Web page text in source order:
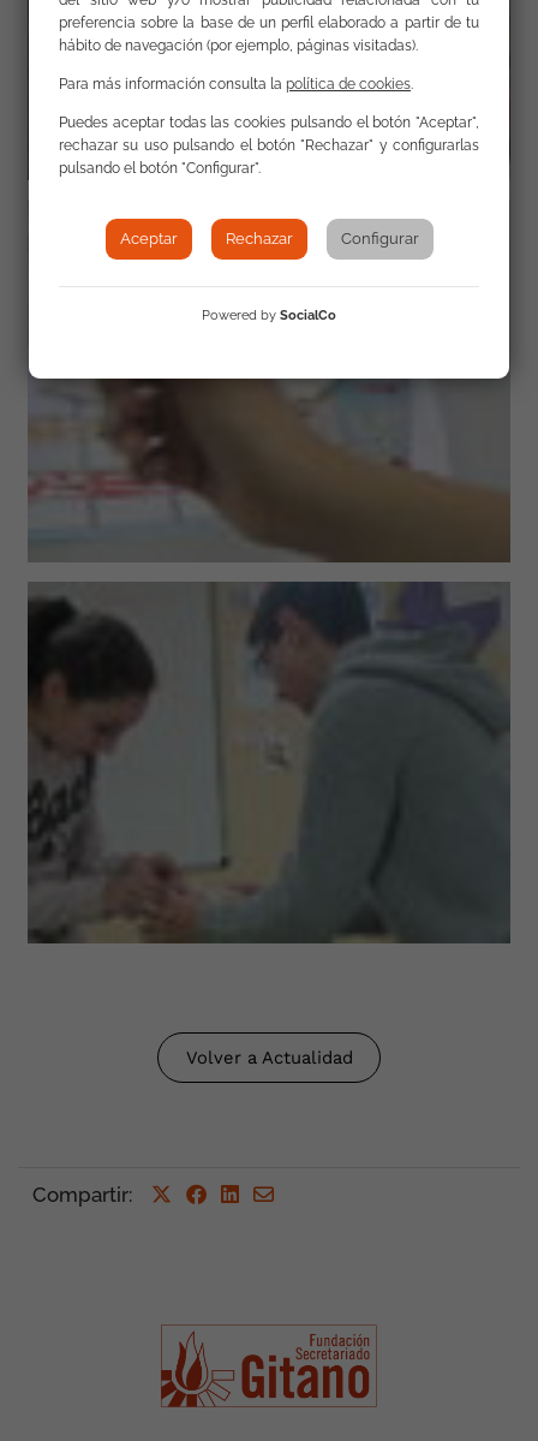
Volver a Actualidad
Compartir:
preferencia sobre la base de un perfil elaborado a partir de tu
hábito de navegación (por ejemplo, páginas visitadas).
Para más información consulta la política de cookies
Puedes aceptar todas las cookies pulsando el botón "Aceptar",
rechazar su uso pulsando el botón "Rechazar" y configurarlas
pulsando el botón "Configurar".
Aceptar Rechazar Configurar
Powered by SocialCo